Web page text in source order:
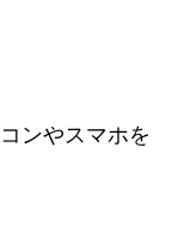
ンやスマホを